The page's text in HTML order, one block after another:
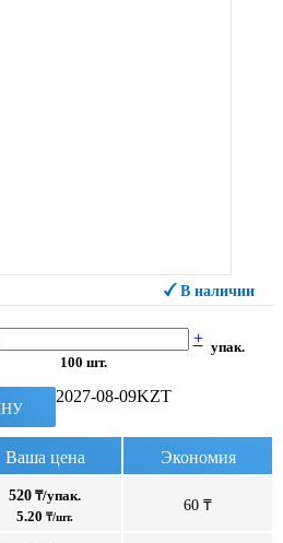
В наличии
+
100 шт.
упак.
2027-08-09KZT
Ваша цена Экономия
520 ₸/упак.
5.20 ₸/шт.
60 ₸